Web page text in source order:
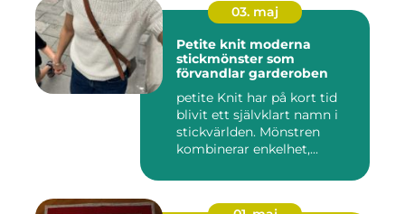
03. maj
Petite knit moderna
stickmönster som
förvandlar garderoben
petite Knit har på kort tid
blivit ett självklart namn i
stickvärlden. Mönstren
kombinerar enkelhet,...